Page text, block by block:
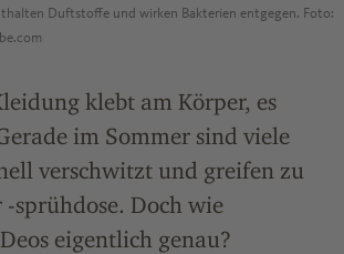
Duftstoffe und wirken Bakterien entgegen. Foto:
klebt am Körper, es
im Sommer sind viele
verschwitzt und greifen zu
sprühdose. Doch wie
eigentlich genau?